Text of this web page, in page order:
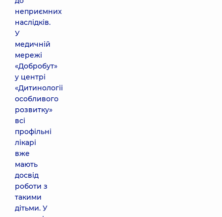
неприємних
наслідків.
У
медичній
мережі
«Добробут»
у центрі
«Дитинологіі
особливого
розвитку»
всі
профільні
лікарі
вже
мають
досвід
роботи з
такими
дітьми. У